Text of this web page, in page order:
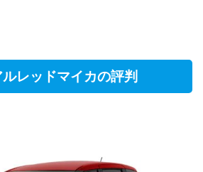
レッドマイカの評判